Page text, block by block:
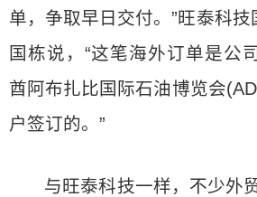
单，争取早日交付。”旺泰科
国栋说，“这笔海外订单是公
酋阿布扎比国际石油博览会
户签订的。”
与旺泰科技一样，不少外